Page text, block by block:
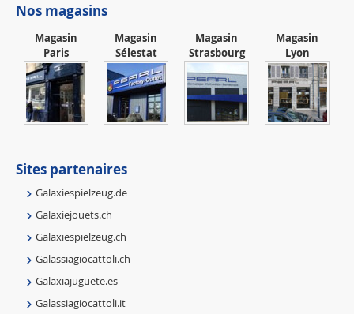
Nos magasins
Magasin
Paris
Magasin
Sélestat
Magasin
Strasbourg
Magasin
Lyon
Sites partenaires
Galaxiespielzeug.de
Galaxiejouets.ch
Galaxiespielzeug.ch
Galassiagiocattoli.ch
Galaxiajuguete.es
Galassiagiocattoli.it